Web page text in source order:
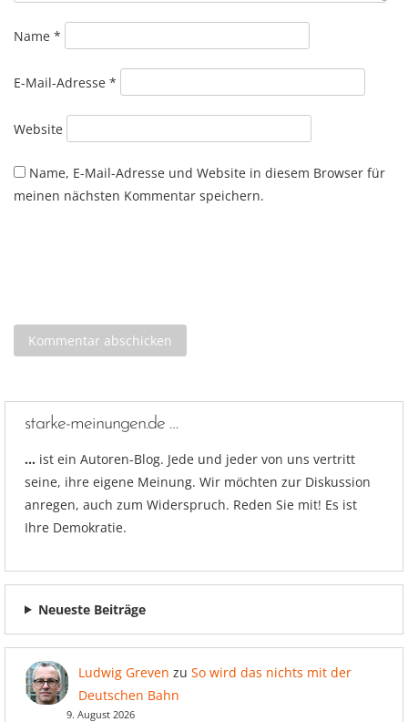
Name *
E-Mail-Adresse *
Website
Name, E-Mail-Adresse und Website in diesem Browser für
meinen nächsten Kommentar speichern.
starke-meinungen.de …
… ist ein Autoren-Blog. Jede und jeder von uns vertritt
seine, ihre eigene Meinung. Wir möchten zur Diskussion
anregen, auch zum Widerspruch. Reden Sie mit! Es ist
Ihre Demokratie.
Neueste Beiträge
Ludwig Greven zu So wird das nichts mit der
Deutschen Bahn
9. August 2026